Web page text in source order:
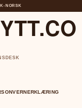
• NORSK